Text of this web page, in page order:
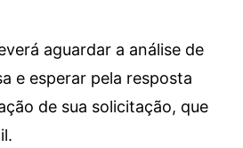
aguardar a análise de
e esperar pela resposta
de sua solicitação, que